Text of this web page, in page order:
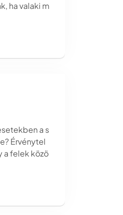
ha valaki m
a s
Érvénytel
a felek közö